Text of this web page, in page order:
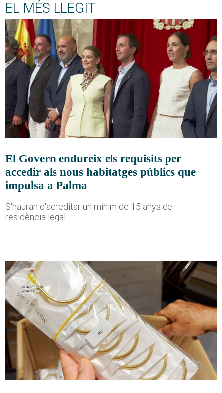
EL MÉS LLEGIT
El Govern endureix els requisits per
accedir als nous habitatges públics que
impulsa a Palma
S'hauran d'acreditar un mínim de 15 anys de
residència legal